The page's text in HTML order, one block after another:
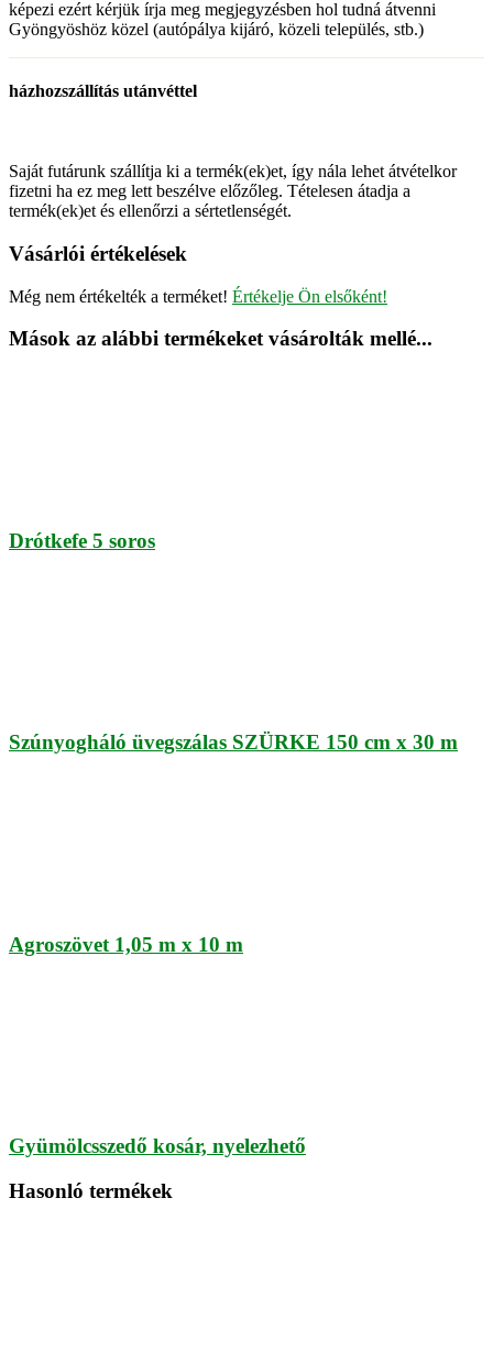
képezi ezért kérjük írja meg megjegyzésben hol tudná átvenni
Gyöngyöshöz közel (autópálya kijáró, közeli település, stb.)
házhozszállítás utánvéttel
Saját futárunk szállítja ki a termék(ek)et, így nála lehet átvételkor
fizetni ha ez meg lett beszélve előzőleg. Tételesen átadja a
termék(ek)et és ellenőrzi a sértetlenségét.
Vásárlói értékelések
Még nem értékelték a terméket! Értékelje Ön elsőként!
Mások az alábbi termékeket vásárolták mellé...
Drótkefe 5 soros
Szúnyogháló üvegszálas SZÜRKE 150 cm x 30 m
Agroszövet 1,05 m x 10 m
Gyümölcsszedő kosár, nyelezhető
Hasonló termékek